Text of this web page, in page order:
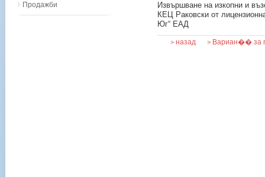
Извършване на изкопни и
КЕЦ Раковски от
Юг“ ЕАД
> назад > Вариан�� за
Продажби